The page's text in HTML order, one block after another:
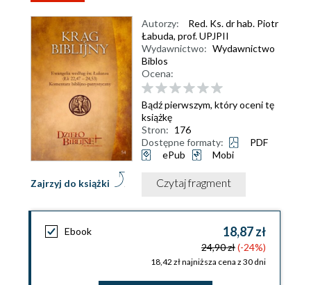
Zajrzyj do książki
Autorzy:
Red. Ks. dr hab. Piotr
Łabuda, prof. UPJPII
Wydawnictwo: Wydawnictwo
Biblos
Ocena:
Bądź pierwszym, który oceni tę
książkę
Stron: 176
Dostępne formaty:
PDF
ePub
Mobi
Czytaj fragment
Ebook 18,87 zł
24,90 zł(-24%)
18,42 zł najniższa cena z 30 dni